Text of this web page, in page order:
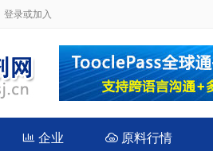
登录或加入
企业 原料行情